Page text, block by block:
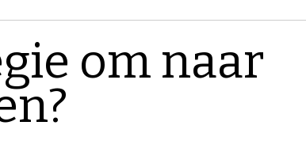
om naar